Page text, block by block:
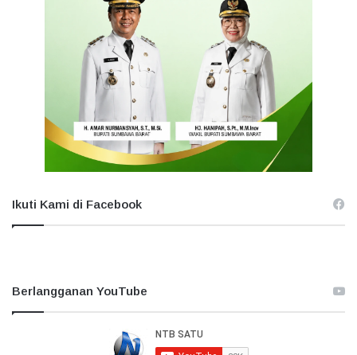
Ikuti Kami di Facebook
Berlangganan YouTube